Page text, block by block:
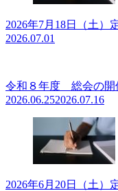
2026年7月18日（土）
2026.07.01
令和８年度 総会の開
2026.06.252026.07.16
2026年6月20日（土）